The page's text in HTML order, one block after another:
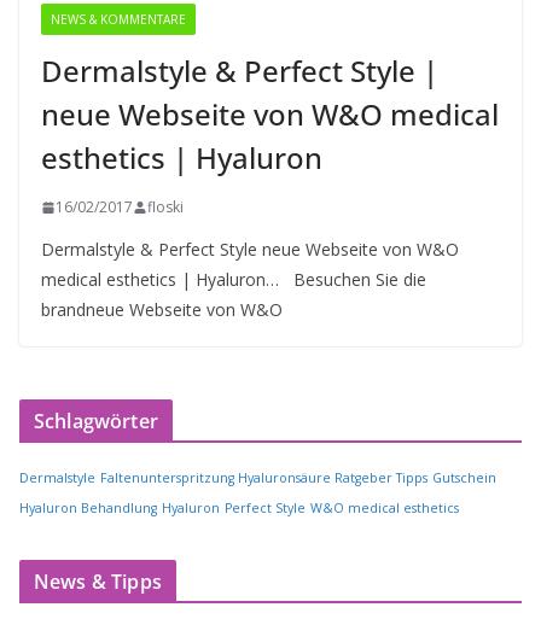
NEWS & KOMMENTARE
Dermalstyle & Perfect Style |
neue Webseite von W&O medical
esthetics | Hyaluron
16/02/2017 floski
Dermalstyle & Perfect Style neue Webseite von W&O
medical esthetics | Hyaluron… Besuchen Sie die
brandneue Webseite von W&O
Schlagwörter
Dermalstyle Faltenunterspritzung Hyaluronsäure Ratgeber Tipps Gutschein
Hyaluron Behandlung Hyaluron Perfect Style W&O medical esthetics
News & Tipps